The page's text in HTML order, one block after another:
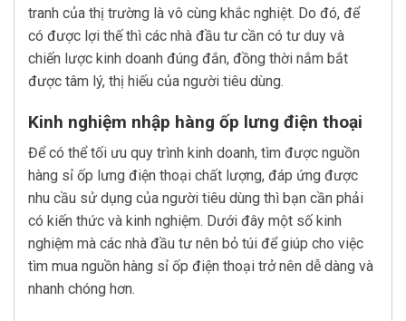
tranh của thị trường là vô cùng khắc nghiệt. Do đó, để
có được lợi thế thì các nhà đầu tư cần có tư duy và
chiến lược kinh doanh đúng đắn, đồng thời nắm bắt
được tâm lý, thị hiếu của người tiêu dùng.
Kinh nghiệm nhập hàng ốp lưng điện thoại
Để có thể tối ưu quy trình kinh doanh, tìm được nguồn
hàng sỉ ốp lưng điện thoại chất lượng, đáp ứng được
nhu cầu sử dụng của người tiêu dùng thì bạn cần phải
có kiến thức và kinh nghiệm. Dưới đây một số kinh
nghiệm mà các nhà đầu tư nên bỏ túi để giúp cho việc
tìm mua nguồn hàng sỉ ốp điện thoại trở nên dễ dàng và
nhanh chóng hơn.